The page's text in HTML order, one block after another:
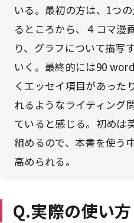
いる。最初の方は、1つ
るところから、４コマ漫
り、グラフについて描写
いく。最終的には90
くエッセイ項目があった
れるようなライティング
ていると感じる。初めは
組めるので、本書を使う
高められる。
Q.実際の使い方